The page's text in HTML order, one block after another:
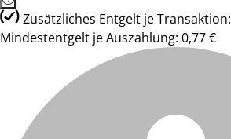
Zusätzliches Entgelt je
Mindestentgelt je Auszahlung: 0,77 €